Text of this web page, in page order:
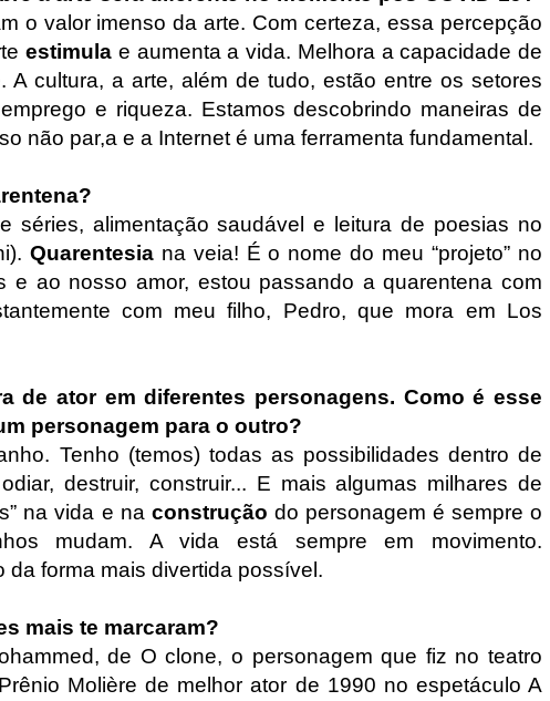
o valor imenso da arte. Com certeza, essa percepção
estimula e aumenta a vida. Melhora a capacidade de
A cultura, a arte, além de tudo, estão entre os setores
e riqueza. Estamos descobrindo maneiras de
não par,a e a Internet é uma ferramenta fundamental.
séries, alimentação saudável e leitura de poesias no
Quarentesia na veia! É o nome do meu “projeto” no
e ao nosso amor, estou passando a quarentena com
com meu filho, Pedro, que mora em Los
de ator em diferentes personagens. Como é esse
personagem para o outro?
Tenho (temos) todas as possibilidades dentro de
destruir, construir... E mais algumas milhares de
na vida e na construção do personagem é sempre o
mudam. A vida está sempre em movimento.
forma mais divertida possível.
mais te marcaram?
de O clone, o personagem que fiz no teatro
Molière de melhor ator de 1990 no espetáculo A